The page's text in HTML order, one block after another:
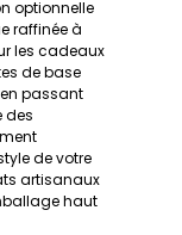
optionnelle
raffinée à
les cadeaux
de base
passant
des
de votre
artisanaux
haut